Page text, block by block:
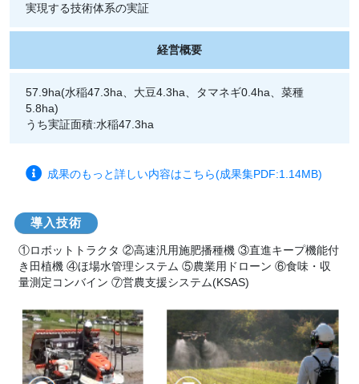
実現する技術体系の実証
経営概要
57.9ha(水稲47.3ha、大豆4.3ha、タマネギ0.4ha、菜種
5.8ha)
うち実証面積:水稲47.3ha
成果のもっと詳しい内容はこちら(成果集PDF:1.14MB)
導入技術
①ロボットトラクタ ②高速汎用施肥播種機 ③直進キープ機能付
き田植機 ④ほ場水管理システム ⑤農業用ドローン ⑥食味・収
量測定コンバイン ⑦営農支援システム(KSAS)